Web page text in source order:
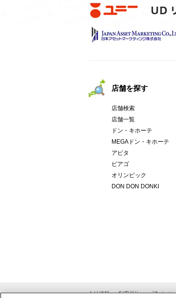
店舗を探す
店舗検索
店舗一覧
ドン・キホーテ
MEGAドン・キホーテ
アピタ
ピアゴ
オリンピック
DON DON DONKI
会社情報 利用規約 プライバ